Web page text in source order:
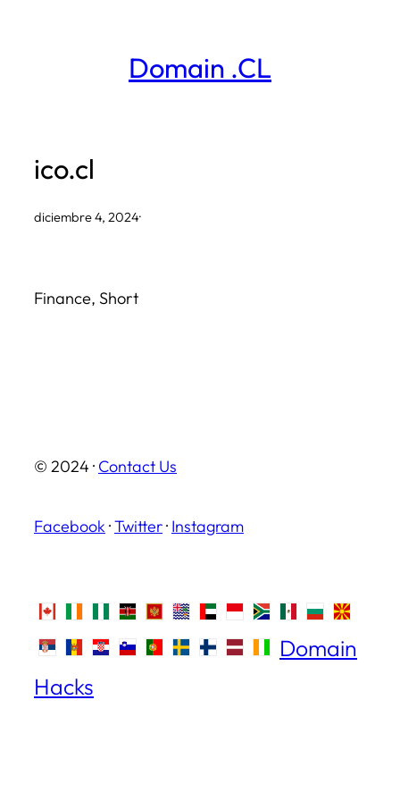
Domain .CL
ico.cl
diciembre 4, 2024·
Finance, Short
© 2024 · Contact Us
Facebook ·Twitter· Instagram
Domain
Hacks